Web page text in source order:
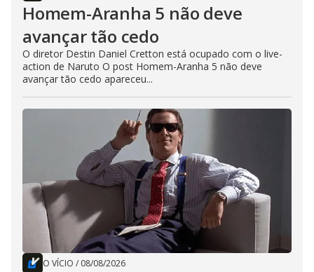
Homem-Aranha 5 não deve
avançar tão cedo
O diretor Destin Daniel Cretton está ocupado com o live-
action de Naruto O post Homem-Aranha 5 não deve
avançar tão cedo apareceu...
O VÍCIO / 08/08/2026